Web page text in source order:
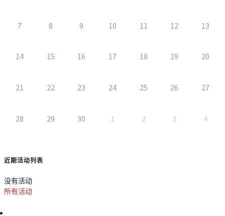
7 8 9 10 11 12 13
14 15 16 17 18 19 20
21 22 23 24 25 26 27
28 29 30 1 2 3 4
近期活动列表
没有活动
所有活动